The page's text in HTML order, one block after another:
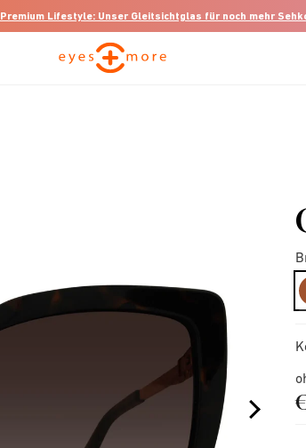
Premium Lifestyle: Unser Gleitsichtglas für noch mehr